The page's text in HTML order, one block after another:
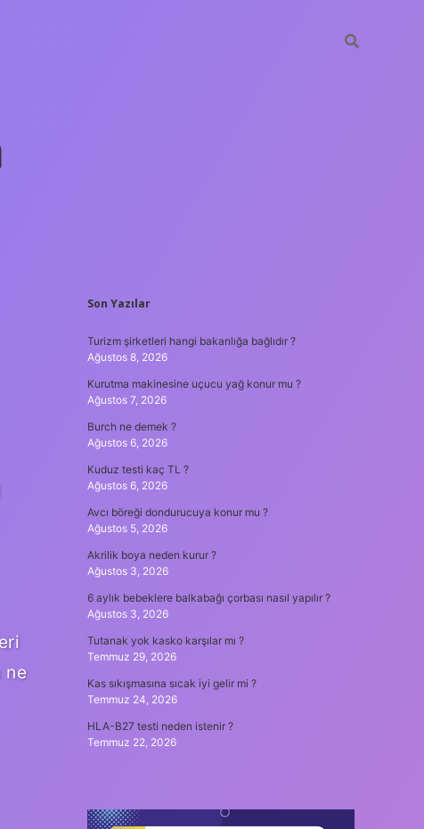
ne
SIDEBAR
Son Yazılar
Turizm şirketleri hangi bakanlığa bağlıdır ?
Ağustos 8, 2026
Kurutma makinesine uçucu yağ konur mu ?
Ağustos 7, 2026
Burch ne demek ?
Ağustos 6, 2026
Kuduz testi kaç TL ?
Ağustos 6, 2026
Avcı böreği dondurucuya konur mu ?
Ağustos 5, 2026
Akrilik boya neden kurur ?
Ağustos 3, 2026
6 aylık bebeklere balkabağı çorbası nasıl yapılır ?
Ağustos 3, 2026
Tutanak yok kasko karşılar mı ?
Temmuz 29, 2026
Kas sıkışmasına sıcak iyi gelir mi ?
Temmuz 24, 2026
HLA-B27 testi neden istenir ?
Temmuz 22, 2026
bahis siteleriilbet giriş adresi